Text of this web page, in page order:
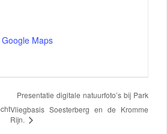
Google Maps
Presentatie digitale natuurfoto’s bij Park
Vliegbasis Soesterberg en de Kromme
Rijn.